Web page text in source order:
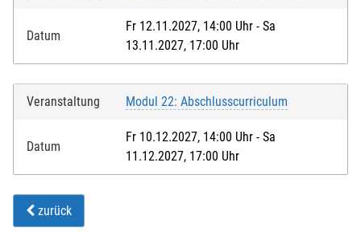
Datum
Fr 12.11.2027, 14:00 Uhr - Sa
13.11.2027, 17:00 Uhr
Veranstaltung Modul 22: Abschlusscurriculum
Datum
Fr 10.12.2027, 14:00 Uhr - Sa
11.12.2027, 17:00 Uhr
zurück